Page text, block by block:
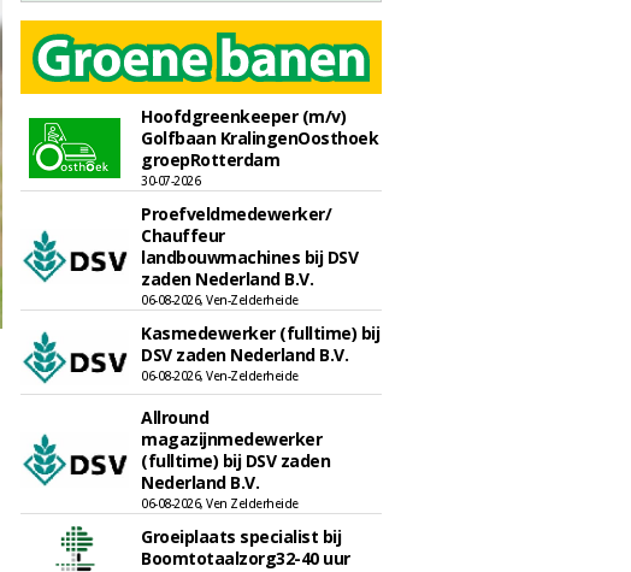
Hoofdgreenkeeper (m/v)
Golfbaan KralingenOosthoek
groepRotterdam
30-07-2026
Proefveldmedewerker/
Chauffeur
landbouwmachines bij DSV
zaden Nederland B.V.
06-08-2026, Ven-Zelderheide
Kasmedewerker (fulltime) bij
DSV zaden Nederland B.V.
06-08-2026, Ven-Zelderheide
Allround
magazijnmedewerker
(fulltime) bij DSV zaden
Nederland B.V.
06-08-2026, Ven Zelderheide
Groeiplaats specialist bij
Boomtotaalzorg32-40 uur